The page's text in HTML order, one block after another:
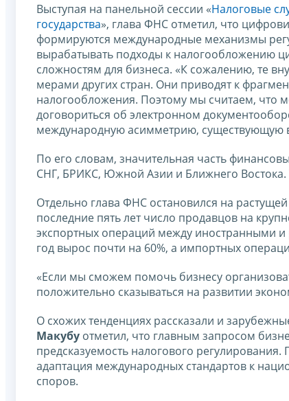
Выступая на панельной сессии «Налоговые
государства», глава ФНС отметил, что
формируются международные механизмы
вырабатывать подходы к налогообложению
сложностям для бизнеса. «К сожалению, те
мерами других стран. Они приводят к
налогообложения. Поэтому мы считаем, что
договориться об электронном
международную асимметрию, существующую
По его словам, значительная часть
СНГ, БРИКС, Южной Азии и Ближнего Востока.
Отдельно глава ФНС остановился на
последние пять лет число продавцов на
экспортных операций между иностранными
год вырос почти на 60%, а импортных
«Если мы сможем помочь бизнесу
положительно сказываться на развитии
О схожих тенденциях рассказали и
Макубу отметил, что главным запросом
предсказуемость налогового
адаптация международных стандартов к
споров.